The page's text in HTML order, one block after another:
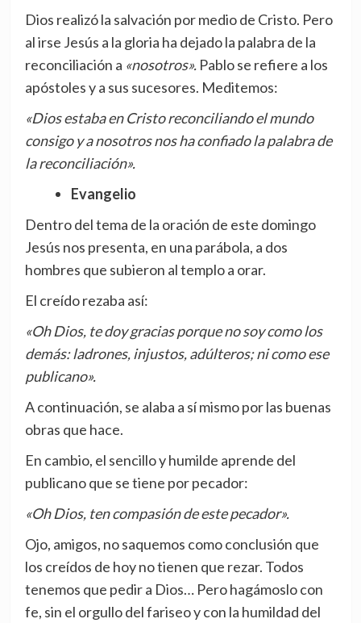
Dios realizó la salvación por medio de Cristo. Pero
al irse Jesús a la gloria ha dejado la palabra de la
reconciliación a «nosotros».Pablo se refiere a los
apóstoles y a sus sucesores. Meditemos:
«Dios estaba en Cristo reconciliando el mundo
consigo y a nosotros nos ha confiado la palabra de
la reconciliación».
Evangelio
Dentro del tema de la oración de este domingo
Jesús nos presenta, en una parábola, a dos
hombres que subieron al templo a orar.
El creído rezaba así:
«Oh Dios, te doy gracias porque no soy como los
demás: ladrones, injustos, adúlteros; ni como ese
publicano».
A continuación, se alaba a sí mismo por las buenas
obras que hace.
En cambio, el sencillo y humilde aprende del
publicano que se tiene por pecador:
«Oh Dios, ten compasión de este pecador».
Ojo, amigos, no saquemos como conclusión que
los creídos de hoy no tienen que rezar. Todos
tenemos que pedir a Dios… Pero hagámoslo con
fe, sin el orgullo del fariseo y con la humildad del